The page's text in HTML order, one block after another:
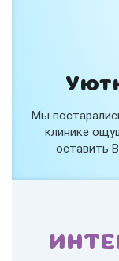
Мы
клинике
оставить